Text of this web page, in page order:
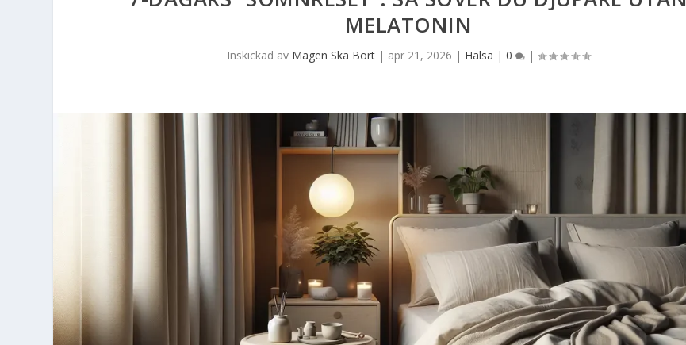
MELATONIN
Inskickad av Magen Ska Bort| apr 21, 2026 | Hälsa | 0 |